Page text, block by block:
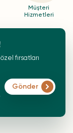
Müşteri
Hizmetleri
fırsatları
Gönder